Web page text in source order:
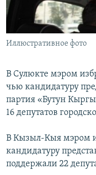
Иллюстративное фото
В Сулюкте мэром
чью кандидатуру
партия «Бутун
16 депутатов
В Кызыл-Кыя мэром
кандидатуру
поддержали 22